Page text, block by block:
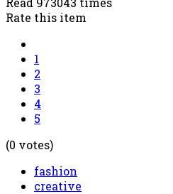
Rate this item
1
2
3
4
5
(0 votes)
fashion
creative